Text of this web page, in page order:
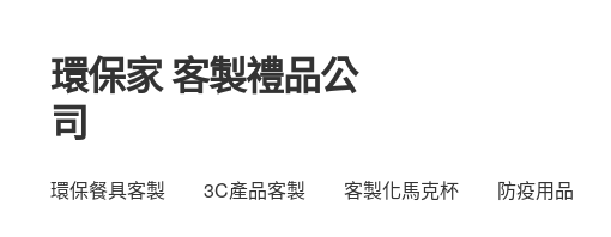
跳
至
導
列
跳
至
主
內
環保家 客製禮品公
司
環保餐具客製 3C產品客製 客製化馬克杯 防疫用品